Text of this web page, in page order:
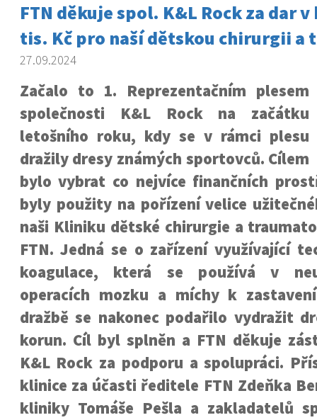
FTN děkuje spol. K&L Rock za dar
tis. Kč pro naší dětskou chirurgii a
27.09.2024
Začalo to 1. Reprezentačním plesem
společnosti K&L Rock na začátku
letošního roku, kdy se v rámci plesu
dražily dresy známých sportovců. Cílem
bylo vybrat co nejvíce finančních
byly použity na pořízení velice
naši Kliniku dětské chirurgie a
FTN. Jedná se o zařízení využívající
koagulace, která se používá v
operacích mozku a míchy k
dražbě se nakonec podařilo vydražit
korun. Cíl byl splněn a FTN děkuje
K&L Rock za podporu a spolupráci.
klinice za účasti ředitele FTN Zdeňka
kliniky Tomáše Pešla a zakladatelů